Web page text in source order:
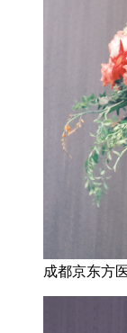
成都京东方